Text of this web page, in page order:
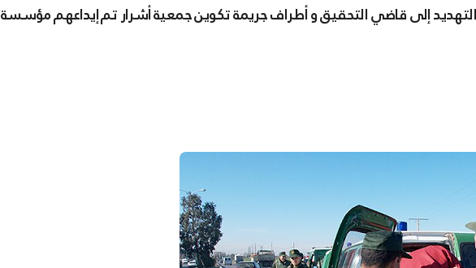
إلى قاضي التحقيق و أطراف جريمة تكوين جمعية أشرار تم إيداعهم مؤسسة